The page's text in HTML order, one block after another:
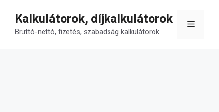
tartalomba
Kalkulátorok, díjkalkulátorok
Bruttó-nettó, fizetés, szabadság kalkulátorok
Menü